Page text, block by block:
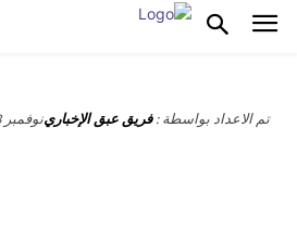
تم الاعداد بواسطة : فريق عبق الإخبارينوفمبر 3, 2024